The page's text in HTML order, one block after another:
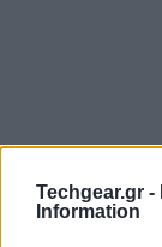
Techgear.gr -
Information